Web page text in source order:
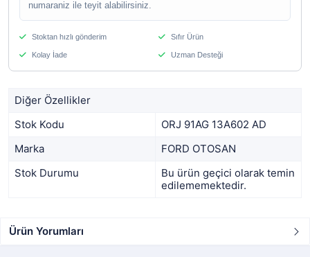
numaraniz ile teyit alabilirsiniz.
Stoktan hızlı gönderim Sıfır Ürün
Kolay İade Uzman Desteği
Diğer Özellikler
Stok Kodu
ORJ 91AG 13A602 AD
Marka
FORD OTOSAN
Stok Durumu
Bu ürün geçici olarak temin
edilememektedir.
Ürün Yorumları